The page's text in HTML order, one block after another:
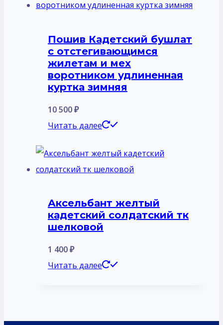
Пошив Кадетский бушлат
с отстегивающимся
жилетам и мех
воротником удлиненная
куртка зимняя
10 500₽
Читать далее
Аксельбант желтый
кадетский солдатский тк
шелковой
1 400₽
Читать далее